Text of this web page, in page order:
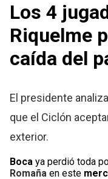
Los 4
Riquelme
caída del
El presidente
que el Ciclón
exterior.
Bocaya perdió toda
Romaña en este